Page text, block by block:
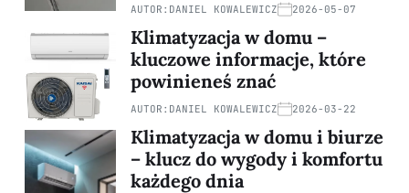
AUTOR: DANIEL KOWALEWICZ 2026-05-07
Klimatyzacja w domu –
kluczowe informacje, które
powinieneś znać
AUTOR: DANIEL KOWALEWICZ 2026-03-22
Klimatyzacja w domu i biurze
– klucz do wygody i komfortu
każdego dnia